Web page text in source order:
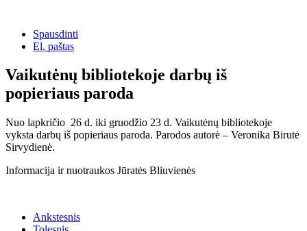
Spausdinti
El. paštas
Vaikutėnų bibliotekoje darbų iš
popieriaus paroda
Nuo lapkričio 26 d. iki gruodžio 23 d. Vaikutėnų bibliotekoje
vyksta darbų iš popieriaus paroda. Parodos autorė – Veronika Birutė
Sirvydienė.
Informacija ir nuotraukos Jūratės Bliuvienės
Ankstesnis